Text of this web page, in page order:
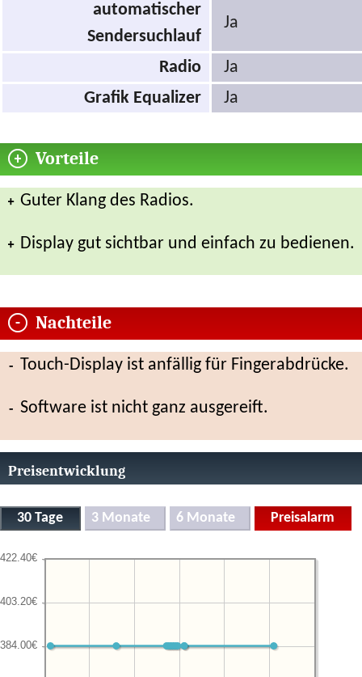
automatischer
Sendersuchlauf
Ja
Radio
Ja
Grafik Equalizer
Ja
Vorteile
Guter Klang des Radios.
Display gut sichtbar und einfach zu bedienen.
Nachteile
Touch-Display ist anfällig für Fingerabdrücke.
Software ist nicht ganz ausgereift.
Preisentwicklung